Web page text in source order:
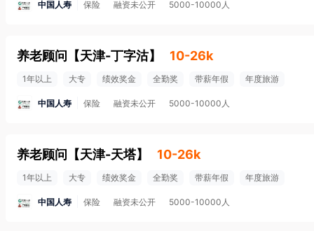
中国人寿 保险 融资未公开 5000-10000人
养老顾问 【天津-丁字沽】 10-26k
1年以上 大专 绩效奖金 全勤奖 带薪年假 年度旅游
中国人寿 保险 融资未公开 5000-10000人
养老顾问 【天津-天塔】 10-26k
1年以上 大专 绩效奖金 全勤奖 带薪年假 年度旅游
中国人寿 保险 融资未公开 5000-10000人